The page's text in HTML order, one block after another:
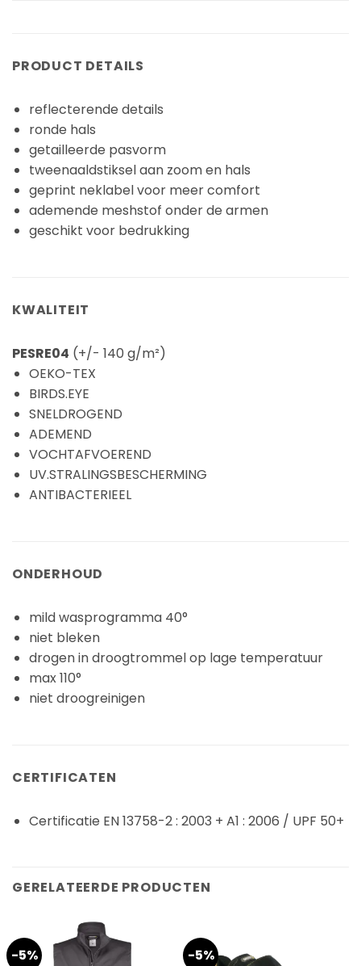
PRODUCT DETAILS
reflecterende details
ronde hals
getailleerde pasvorm
tweenaaldstiksel aan zoom en hals
geprint neklabel voor meer comfort
ademende meshstof onder de armen
geschikt voor bedrukking
KWALITEIT
PESRE04 (+/- 140 g/m²)
OEKO-TEX
BIRDS.EYE
SNELDROGEND
ADEMEND
VOCHTAFVOEREND
UV.STRALINGSBESCHERMING
ANTIBACTERIEEL
ONDERHOUD
mild wasprogramma 40°
niet bleken
drogen in droogtrommel op lage temperatuur
max 110°
niet droogreinigen
CERTIFICATEN
Certificatie EN 13758-2 : 2003 + A1 : 2006 / UPF 50+
GERELATEERDE PRODUCTEN
-5% -5%